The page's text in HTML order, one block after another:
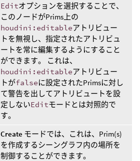
Editオプションを選択することで、
このノードがPrims上の
houdini:editableアトリビュー
トを無視し、指定されたアトリビュ
ートを常に編集するようにすること
ができます。 これは、
houdini:editableアトリビュー
トがfalseに設定されたPrimsに対し
て警告を出してアトリビュートを設
定しないEditモードとは対照的で
す。
Create モードでは、これは、Prim(s)
を作成するシーングラフ内の場所を
制御することができます。